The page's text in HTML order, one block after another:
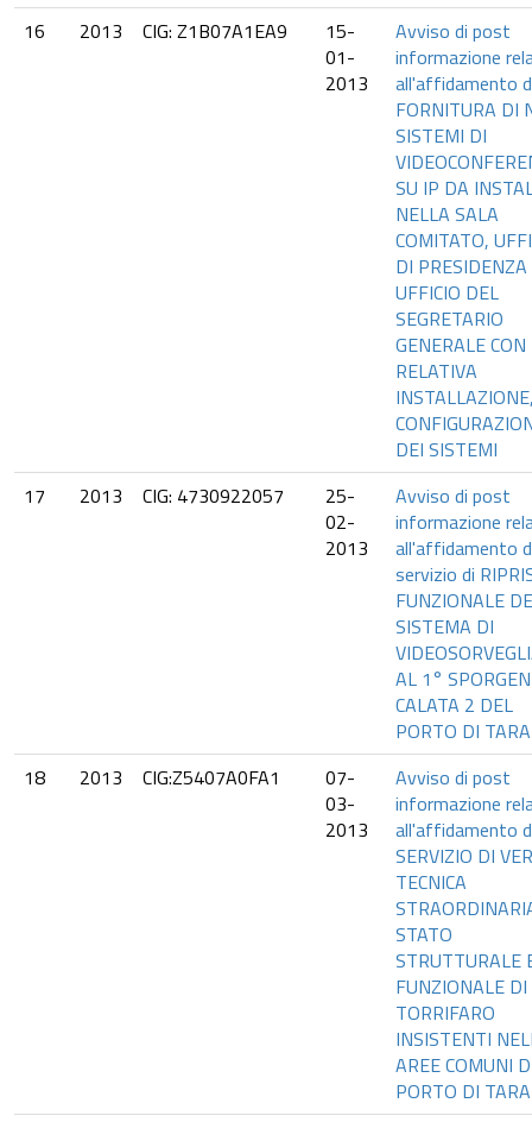
16
2013 CIG: Z1B07A1EA9
15-
01-
2013
Avviso di post
informazione
all'affidamento
FORNITURA DI
SISTEMI DI
SU IP DA
NELLA SALA
COMITATO,
DI PRESIDENZA
UFFICIO DEL
SEGRETARIO
GENERALE CON
RELATIVA
DEI SISTEMI
17
2013 CIG: 4730922057
25-
02-
2013
Avviso di post
informazione
all'affidamento
servizio di
FUNZIONALE
SISTEMA DI
AL 1°
CALATA 2 DEL
PORTO DI
18
2013 CIG:Z5407A0FA1
07-
03-
2013
Avviso di post
informazione
all'affidamento
SERVIZIO DI
TECNICA
STATO
STRUTTURALE
FUNZIONALE
TORRIFARO
INSISTENTI
AREE COMUNI
PORTO DI